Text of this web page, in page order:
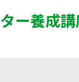
ー養成